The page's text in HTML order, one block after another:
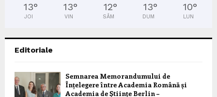
13°
JOI
13°
VIN
12°
SÂM
13°
DUM
10°
LUN
Editoriale
Semnarea Memorandumului de
Înțelegere între Academia Română și
Academia de Științe Berlin –